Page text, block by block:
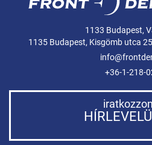
1133 Budapest,
1135 Budapest, Kisgömb utca
+36-1-218-